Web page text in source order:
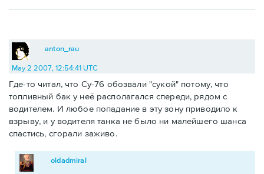
anton_rau
May 2 2007, 12:54:41 UTC
Где-то читал, что Су-76 обозвали "сукой" потому, что
топливный бак у неё располагался спереди, рядом с
водителем. И любое попадание в эту зону приводило к
взрыву, и у водителя танка не было ни малейшего шанса
спастись, сгорали заживо.
oldadmiral